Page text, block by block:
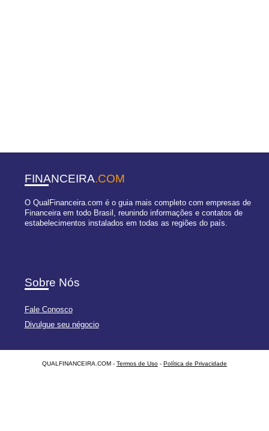
FINANCEIRA.COM
O QualFinanceira.com é o guia mais completo com empresas de
Financeira em todo Brasil, reunindo informações e contatos de
estabelecimentos instalados em todas as regiões do país.
Sobre Nós
Fale Conosco
Divulgue seu négocio
QUALFINANCEIRA.COM - Termos de Uso - Política de Privacidade